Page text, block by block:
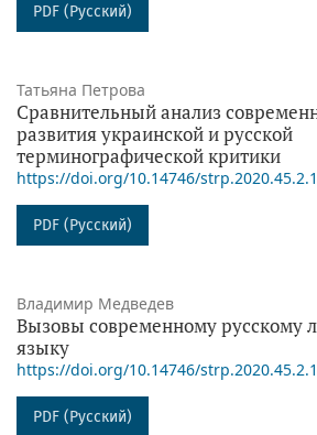
PDF (Русский)
Татьяна Петрова
Сравнительный анализ
развития украинской и русской
терминографической критики
https://doi.org/10.14746/
PDF (Русский)
Владимир Медведев
Вызовы современному русскому
языку
https://doi.org/10.14746/
PDF (Русский)